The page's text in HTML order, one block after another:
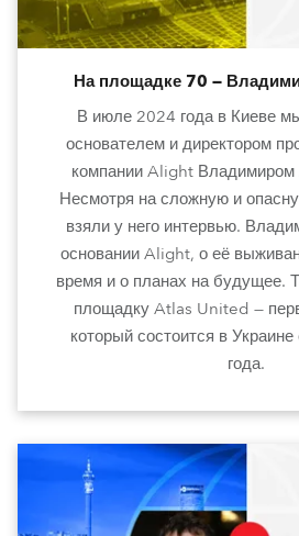
На площадке 70 —
В июле 2024 года в Киеве
основателем и директором
компании Alight
Несмотря на сложную и
взяли у него интервью.
основании Alight, о её
время и о планах на будущее.
площадку Atlas United —
который состоится в
года.